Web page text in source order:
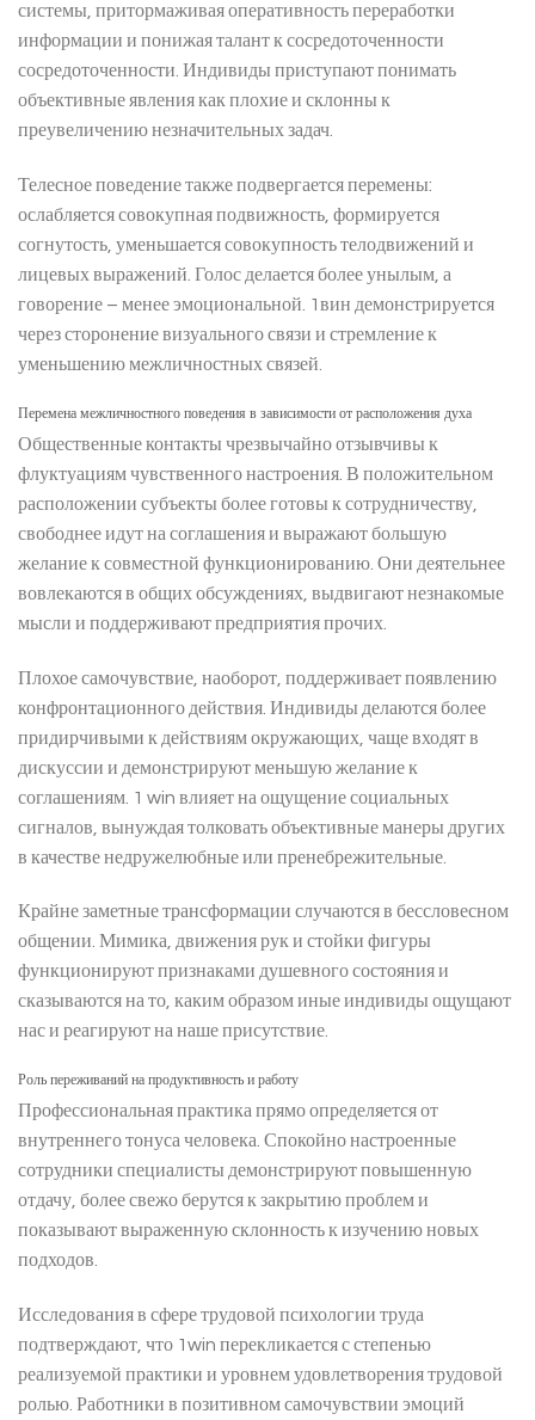
системы, притормаживая оперативность переработки
информации и понижая талант к сосредоточенности
сосредоточенности. Индивиды приступают понимать
объективные явления как плохие и склонны к
преувеличению незначительных задач.
Телесное поведение также подвергается перемены:
ослабляется совокупная подвижность, формируется
согнутость, уменьшается совокупность телодвижений и
лицевых выражений. Голос делается более унылым, а
говорение – менее эмоциональной. 1вин демонстрируется
через сторонение визуального связи и стремление к
уменьшению межличностных связей.
Перемена межличностного поведения в зависимости от расположения духа
Общественные контакты чрезвычайно отзывчивы к
флуктуациям чувственного настроения. В положительном
расположении субъекты более готовы к сотрудничеству,
свободнее идут на соглашения и выражают большую
желание к совместной функционированию. Они деятельнее
вовлекаются в общих обсуждениях, выдвигают незнакомые
мысли и поддерживают предприятия прочих.
Плохое самочувствие, наоборот, поддерживает появлению
конфронтационного действия. Индивиды делаются более
придирчивыми к действиям окружающих, чаще входят в
дискуссии и демонстрируют меньшую желание к
соглашениям. 1 win влияет на ощущение социальных
сигналов, вынуждая толковать объективные манеры других
в качестве недружелюбные или пренебрежительные.
Крайне заметные трансформации случаются в бессловесном
общении. Мимика, движения рук и стойки фигуры
функционируют признаками душевного состояния и
сказываются на то, каким образом иные индивиды ощущают
нас и реагируют на наше присутствие.
Роль переживаний на продуктивность и работу
Профессиональная практика прямо определяется от
внутреннего тонуса человека. Спокойно настроенные
сотрудники специалисты демонстрируют повышенную
отдачу, более свежо берутся к закрытию проблем и
показывают выраженную склонность к изучению новых
подходов.
Исследования в сфере трудовой психологии труда
подтверждают, что 1win перекликается с степенью
реализуемой практики и уровнем удовлетворения трудовой
ролью. Работники в позитивном самочувствии эмоций